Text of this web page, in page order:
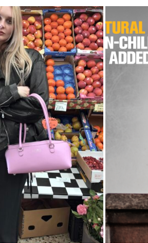
MAISON MARGIELA, OU
SEUL ORNEMENT
Iakovou
PORT